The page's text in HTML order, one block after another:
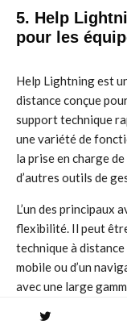
5. Help
pour les
Help Lightning est
distance conçue
support technique
une variété de
la prise en charge
d’autres outils de
L’un des principaux
flexibilité. Il peut
technique à distance
mobile ou d’un
avec une large